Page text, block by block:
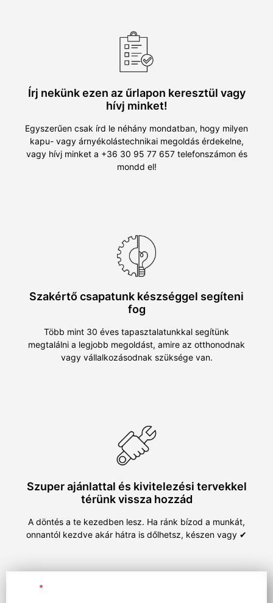
Írj nekünk ezen az űrlapon keresztül vagy
hívj minket!
Egyszerűen csak írd le néhány mondatban, hogy milyen
kapu- vagy árnyékolástechnikai megoldás érdekelne,
vagy hívj minket a +36 30 95 77 657 telefonszámon és
mondd el!
Szakértő csapatunk készséggel segíteni
fog
Több mint 30 éves tapasztalatunkkal segítünk
megtalálni a legjobb megoldást, amire az otthonodnak
vagy vállalkozásodnak szüksége van.
Szuper ajánlattal és kivitelezési tervekkel
térünk vissza hozzád
A döntés a te kezedben lesz. Ha ránk bízod a munkát,
onnantól kezdve akár hátra is dőlhetsz, készen vagy ✔